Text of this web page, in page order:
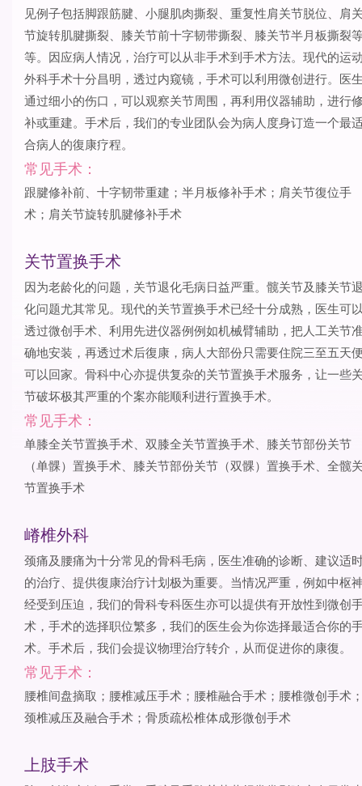
见例子包括脚跟筋腱、小腿肌肉撕裂、重复性肩关节脱位、肩
节旋转肌腱撕裂、膝关节前十字韧带撕裂、膝关节半月板撕裂
等。因应病人情况，治疗可以从非手术到手术方法。现代的运
外科手术十分昌明，透过内窥镜，手术可以利用微创进行。医
通过细小的伤口，可以观察关节周围，再利用仪器辅助，进行
补或重建。手术后，我们的专业团队会为病人度身订造一个最
合病人的復康疗程。
常见手术：
跟腱修补前、十字韧带重建；半月板修补手术；肩关节復位手
术；肩关节旋转肌腱修补手术
关节置换手术
因为老龄化的问题，关节退化毛病日益严重。髋关节及膝关节
化问题尤其常见。现代的关节置换手术已经十分成熟，医生可
透过微创手术、利用先进仪器例例如机械臂辅助，把人工关节
确地安装，再透过术后復康，病人大部份只需要住院三至五天
可以回家。骨科中心亦提供复杂的关节置换手术服务，让一些
节破坏极其严重的个案亦能顺利进行置换手术。
常见手术：
单膝全关节置换手术、双膝全关节置换手术、膝关节部份关节
（单髁）置换手术、膝关节部份关节（双髁）置换手术、全髋
节置换手术
嵴椎外科
颈痛及腰痛为十分常见的骨科毛病，医生准确的诊断、建议适
的治疗、提供復康治疗计划极为重要。当情况严重，例如中枢
经受到压迫，我们的骨科专科医生亦可以提供有开放性到微创
术，手术的选择职位繁多，我们的医生会为你选择最适合你的
术。手术后，我们会提议物理治疗转介，从而促进你的康復。
常见手术：
腰椎间盘摘取；腰椎减压手术；腰椎融合手术；腰椎微创手术
颈椎减压及融合手术；骨质疏松椎体成形微创手术
上肢手术